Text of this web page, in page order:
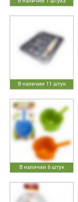
В наличии 11 штук
В наличии 6 штук